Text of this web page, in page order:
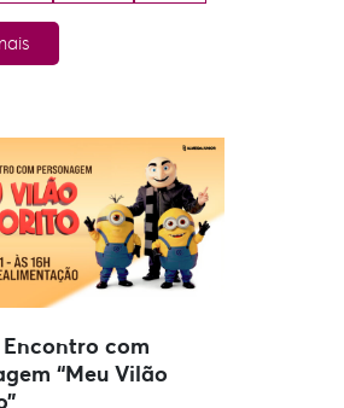
com
“Meu Vilão